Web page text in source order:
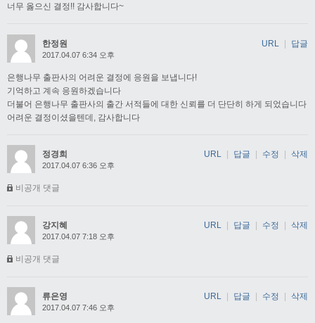
너무 옳으신 결정!! 감사합니다~
한정원
2017.04.07 6:34 오후
은행나무 출판사의 어려운 결정에 응원을 보냅니다!
기억하고 계속 응원하겠습니다
더불어 은행나무 출판사의 출간 서적들에 대한 신뢰를 더 단단히 하게 되었습니다
어려운 결정이셨을텐데, 감사합니다
URL | 답글
정경희
2017.04.07 6:36 오후
비공개 댓글
URL 답글 수정 삭제
강지혜
2017.04.07 7:18 오후
비공개 댓글
URL 답글 수정 삭제
류은영
2017.04.07 7:46 오후
URL 답글 수정 삭제